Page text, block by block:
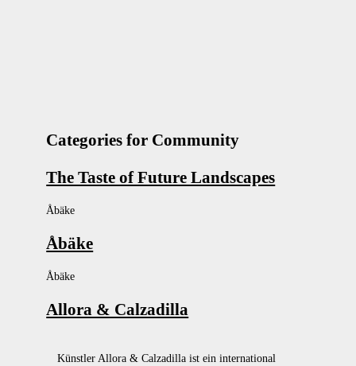
Categories for Community
The Taste of Future Landscapes
Åbäke
Åbäke
Åbäke
Allora & Calzadilla
Künstler Allora & Calzadilla ist ein international